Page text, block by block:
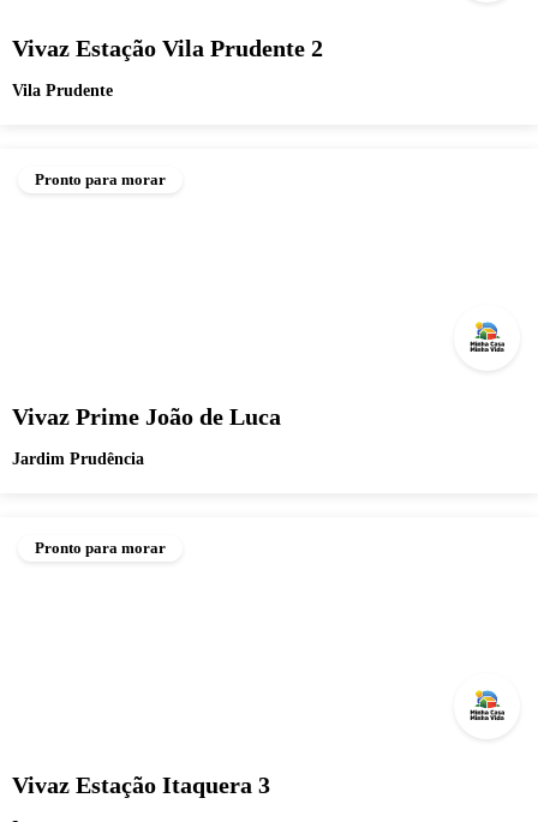
Vivaz Estação Vila Prudente 2
Vila Prudente
Pronto para morar
Vivaz Prime João de Luca
Jardim Prudência
Pronto para morar
Vivaz Estação Itaquera 3